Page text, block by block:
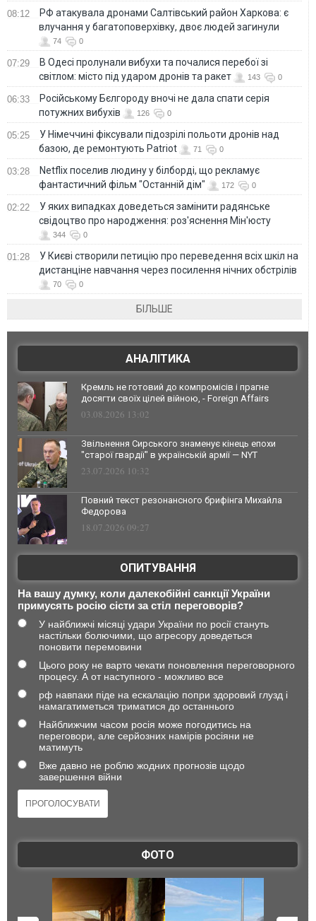
08:12
РФ атакувала дронами Салтівський район Харкова: є
влучання у багатоповерхівку, двоє людей загинули
74 0
07:29
В Одесі пролунали вибухи та почалися перебої зі
світлом: місто під ударом дронів та ракет
143 0
06:33
Російському Бєлгороду вночі не дала спати серія
потужних вибухів
126 0
05:25
У Німеччині фіксували підозрілі польоти дронів над
базою, де ремонтують Patriot
71 0
03:28
Netflix поселив людину у білборді, що рекламує
фантастичний фільм "Останній дім"
172 0
02:22
У яких випадках доведеться замінити радянське
свідоцтво про народження: роз'яснення Мін'юсту
344 0
01:28
У Києві створили петицію про переведення всіх шкіл на
дистанціне навчання через посилення нічних обстрілів
70 0
БІЛЬШЕ
АНАЛІТИКА
Кремль не готовий до компромісів і прагне
досягти своїх цілей війною, - Foreign Affairs
03.08.2026 13:02
Звільнення Сирського знаменує кінець епохи
"старої гвардії" в українській армії — NYT
23.07.2026 10:32
Повний текст резонансного брифінга Михайла
Федорова
18.07.2026 09:27
ОПИТУВАННЯ
На вашу думку, коли далекобійні санкції України
примусять росію сісти за стіл переговорів?
У найближчі місяці удари України по росії стануть
настільки болючими, що агресору доведеться
поновити перемовини
Цього року не варто чекати поновлення переговорного
процесу. А от наступного - можливо все
рф навпаки піде на ескалацію попри здоровий глузд і
намагатиметься триматися до останнього
Найближчим часом росія може погодитись на
переговори, але серйозних намірів росіяни не
матимуть
Вже давно не роблю жодних прогнозів щодо
завершення війни
ФОТО